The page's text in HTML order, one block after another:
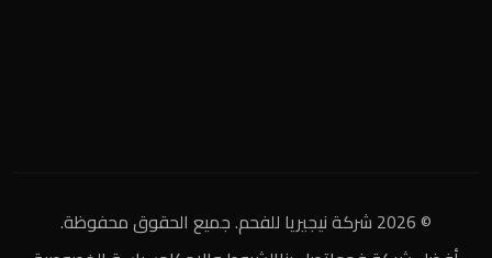
© 2026 شركة نيجيريا للفحم. جميع الحقوق محفوظة.